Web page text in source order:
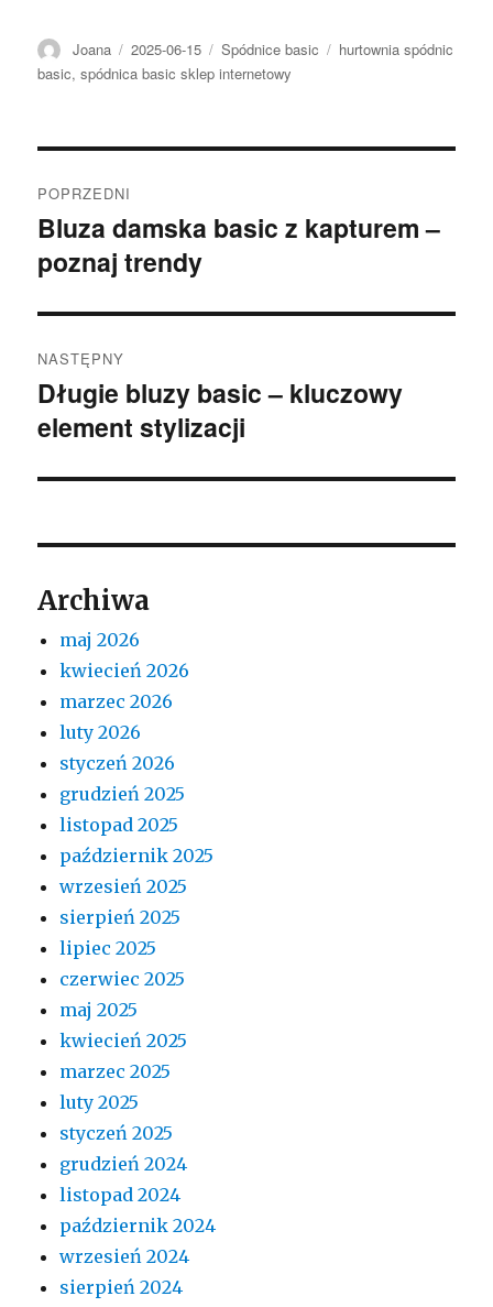
Autor
Joana Opublikowano
2025-06-15 Kategorie
Spódnice basic Tagi
hurtownia spódnic
basic,spódnica basic sklep internetowy
wpisu
POPRZEDNI
Poprzedni
wpis:
Bluza damska basic z kapturem –
poznaj trendy
NASTĘPNY
Następny
wpis:
Długie bluzy basic – kluczowy
element stylizacji
Archiwa
maj 2026
kwiecień 2026
marzec 2026
luty 2026
styczeń 2026
grudzień 2025
listopad 2025
październik 2025
wrzesień 2025
sierpień 2025
lipiec 2025
czerwiec 2025
maj 2025
kwiecień 2025
marzec 2025
luty 2025
styczeń 2025
grudzień 2024
listopad 2024
październik 2024
wrzesień 2024
sierpień 2024